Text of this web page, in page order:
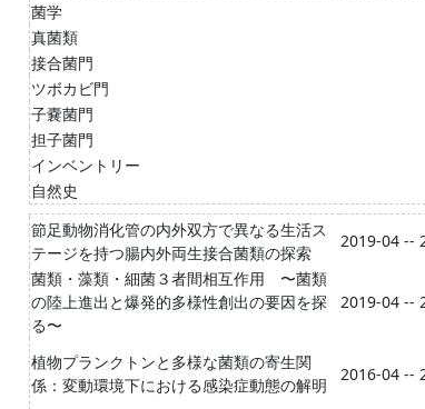
菌学
真菌類
接合菌門
ツボカビ門
子嚢菌門
担子菌門
インベントリー
自然史
節足動物消化管の内外双方で異なる生活ス
テージを持つ腸内外両生接合菌類の探索
2019-04 --
菌類・藻類・細菌３者間相互作用 〜菌類
の陸上進出と爆発的多様性創出の要因を探
る〜
2019-04 --
植物プランクトンと多様な菌類の寄生関
係：変動環境下における感染症動態の解明
2016-04 --